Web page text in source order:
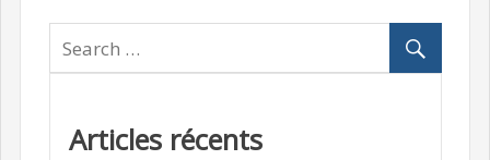
Articles récents